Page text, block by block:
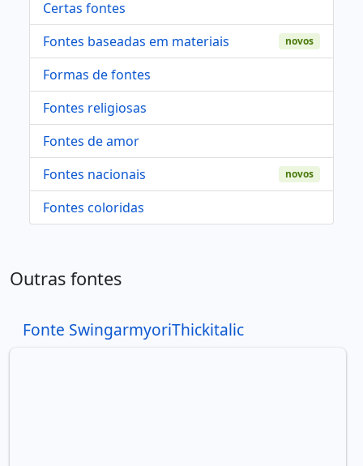
Certas fontes
Fontes baseadas em materiais
novos
Formas de fontes
Fontes religiosas
Fontes de amor
Fontes nacionais
novos
Fontes coloridas
Outras fontes
Fonte SwingarmyoriThickitalic